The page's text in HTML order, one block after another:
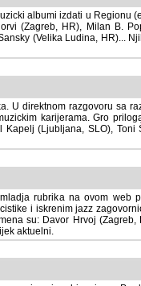
albumi izdati u Regionu
HR), Milan B.
Ludina, HR)... Njihovi
U direktnom razgovoru sa
karijerama. Gro
(Ljubljana, SLO), Toni
rubrika na ovom web
i iskrenim jazz
su: Davor Hrvoj
aktuelni.